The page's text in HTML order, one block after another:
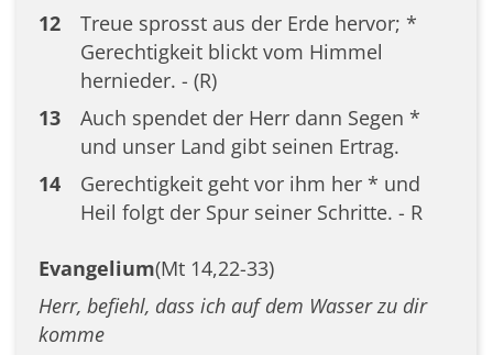
12
Treue sprosst aus der Erde hervor; *
Gerechtigkeit blickt vom Himmel
hernieder. - (R)
13
Auch spendet der Herr dann Segen *
und unser Land gibt seinen Ertrag.
14
Gerechtigkeit geht vor ihm her * und
Heil folgt der Spur seiner Schritte. - R
Evangelium(Mt 14,22-33)
Herr, befiehl, dass ich auf dem Wasser zu dir
komme